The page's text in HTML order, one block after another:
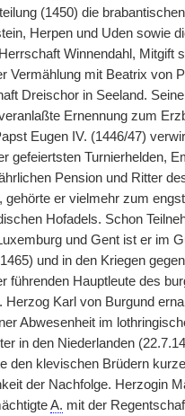
(1450) die
Herpen und Uden sowie
Winnendahl, Mitgift
Vermählung mit Beatrix von
Dreischor in Seeland.
Ernennung zum
Eugen IV. (1446/47)
gefeiertsten Turnierhelden,
Pension und Ritter
gehörte er vielmehr zum
Hofadels. Schon
und Gent ist er im
und in den Kriegen
führenden Hauptleute des
Herzog Karl von Burgund
Abwesenheit im
in den Niederlanden
den klevischen Brüdern
der Nachfolge. Herzogin
A. mit der